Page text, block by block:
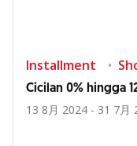
Installment
Cicilan 0% hingga
13 8月 2024 - 31 7月